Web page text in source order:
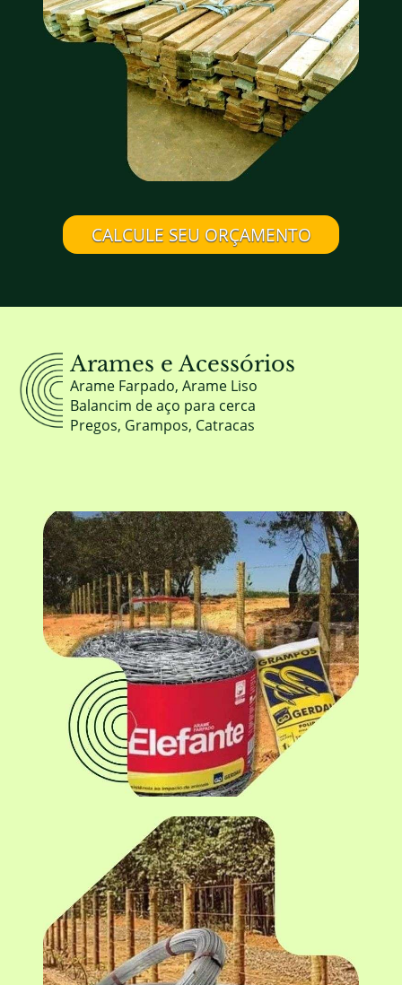
CALCULE SEU ORÇAMENTO
Arames e Acessórios
Arame Farpado, Arame Liso
Balancim de aço para cerca
Pregos, Grampos, Catracas